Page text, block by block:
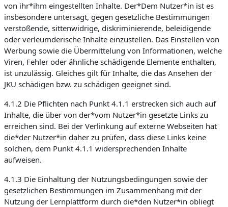
von ihr*ihm eingestellten Inhalte. Der*Dem Nutzer*in ist es
insbesondere untersagt, gegen gesetzliche Bestimmungen
verstoßende, sittenwidrige, diskriminierende, beleidigende
oder verleumderische Inhalte einzustellen. Das Einstellen von
Werbung sowie die Übermittelung von Informationen, welche
Viren, Fehler oder ähnliche schädigende Elemente enthalten,
ist unzulässig. Gleiches gilt für Inhalte, die das Ansehen der
JKU schädigen bzw. zu schädigen geeignet sind.
4.1.2 Die Pflichten nach Punkt 4.1.1 erstrecken sich auch auf
Inhalte, die über von der*vom Nutzer*in gesetzte Links zu
erreichen sind. Bei der Verlinkung auf externe Webseiten hat
die*der Nutzer*in daher zu prüfen, dass diese Links keine
solchen, dem Punkt 4.1.1 widersprechenden Inhalte
aufweisen.
4.1.3 Die Einhaltung der Nutzungsbedingungen sowie der
gesetzlichen Bestimmungen im Zusammenhang mit der
Nutzung der Lernplattform durch die*den Nutzer*in obliegt